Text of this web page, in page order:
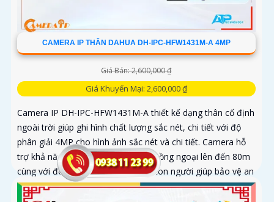
CAMERA IP THÂN DAHUA DH-IPC-HFW1431M-A 4MP
Giá Bán: 2,600,000 ₫
Giá Khuyến Mại: 2,600,000 ₫
Camera IP DH-IPC-HFW1431M-A thiết kế dạng thân cố định
ngoài trời giúp ghi hình chất lượng sắc nét, chi tiết với độ
phân giải 4MP cho hình ảnh sắc nét và chi tiết. Camera hỗ
trợ khả năng xem đêm với tầm xa hồng ngoại lên đến 80m
cùng với đó là tính năng phát hiện con người giúp bảo vệ an
ninh hiệu quả